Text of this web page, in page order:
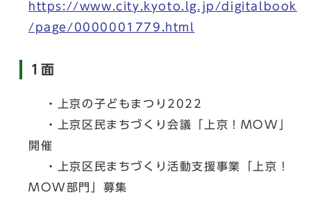
https://www.city.kyoto.lg.jp/digitalbook
/page/0000001779.html
1面
・上京の子どもまつり2022
・上京区民まちづくり会議「上京！MOW」
開催
・上京区民まちづくり活動支援事業「上京！
MOW部門」募集